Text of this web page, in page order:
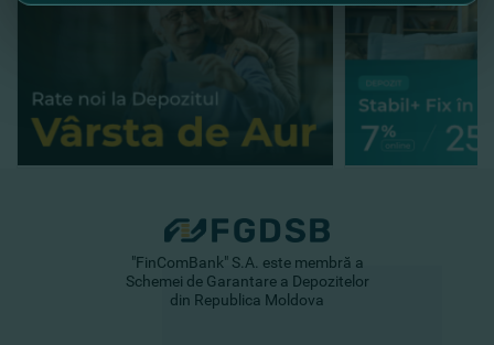
"FinComBank" S.A. este membră a
Schemei de Garantare a Depozitelor
din Republica Moldova